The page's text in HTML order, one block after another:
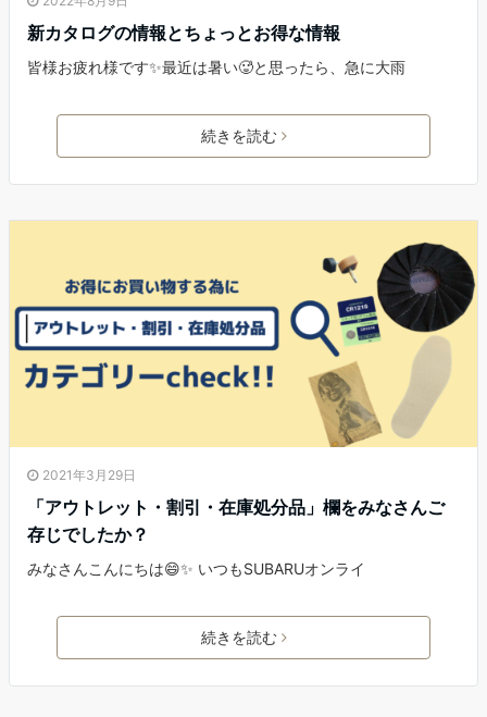
新カタログの情報とちょっとお得な情報
皆様お疲れ様です✨最近は暑い🥵と思ったら、急に大雨
続きを読む
2021年3月29日
「アウトレット・割引・在庫処分品」欄をみなさんご
存じでしたか？
みなさんこんにちは😄✨ いつもSUBARUオンライ
続きを読む